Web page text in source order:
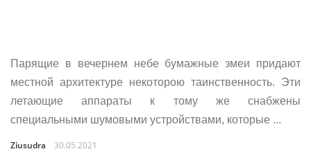
Парящие в вечернем небе бумажные змеи придают
местной архитектуре некоторою таинственность. Эти
летающие аппараты к тому же снабжены
специальными шумовыми устройствами, которые ...
Ziusudra
30.05.2021